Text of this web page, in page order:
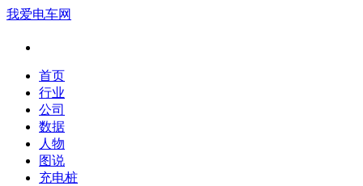
我爱电车网
首页
行业
公司
数据
人物
图说
充电桩